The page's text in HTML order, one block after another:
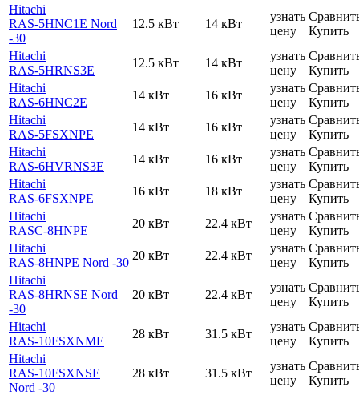
Hitachi
RAS-5HNC1E Nord
-30
12.5 кВт 14 кВт
узнать
цену
Купить
Hitachi
RAS-5HRNS3E
12.5 кВт 14 кВт
узнать
цену
Купить
Hitachi
RAS-6HNC2E
14 кВт 16 кВт
узнать
цену
Купить
Hitachi
RAS-5FSXNPE
14 кВт 16 кВт
узнать
цену
Купить
Hitachi
RAS-6HVRNS3E
14 кВт 16 кВт
узнать
цену
Купить
Hitachi
RAS-6FSXNPE
16 кВт 18 кВт
узнать
цену
Купить
Hitachi
RASC-8HNPE
20 кВт 22.4 кВт
узнать
цену
Купить
Hitachi
RAS-8HNPE Nord -30
20 кВт 22.4 кВт
узнать
цену
Купить
Hitachi
RAS-8HRNSE Nord
-30
20 кВт 22.4 кВт
узнать
цену
Купить
Hitachi
RAS-10FSXNME
28 кВт 31.5 кВт
узнать
цену
Купить
Hitachi
RAS-10FSXNSE
Nord -30
28 кВт 31.5 кВт
узнать
цену
Купить